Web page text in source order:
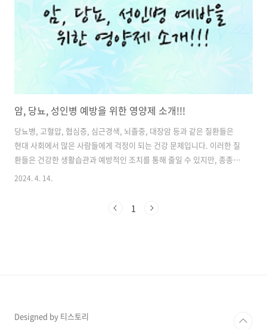
의를 기울일 수 있도록 함께 알아보겠습니다. 목차1. 담낭암: 담낭 내 암
질환..
암, 당뇨, 성인병 예방을 위한 영양제 소개!!!
당뇨병, 고혈압, 협심증, 심근경색, 뇌졸중, 대장암 등과 같은 질환들은
현대 사회에서 많은 사람들에게 걱정이 되는 건강 문제입니다. 이러한 질
환들은 건강한 생활습관과 예방적인 조치를 통해 줄일 수 있지만, 종종
추가적인 도움이 필요할 때도 있습니다. 많은 사람들이 검증된 보충제를
택할 때에는 근거 있는 연구와 전문가의 조언이 필요합니다. 오랫동안 사
2024. 4. 14.
1
Designed by 티스토리